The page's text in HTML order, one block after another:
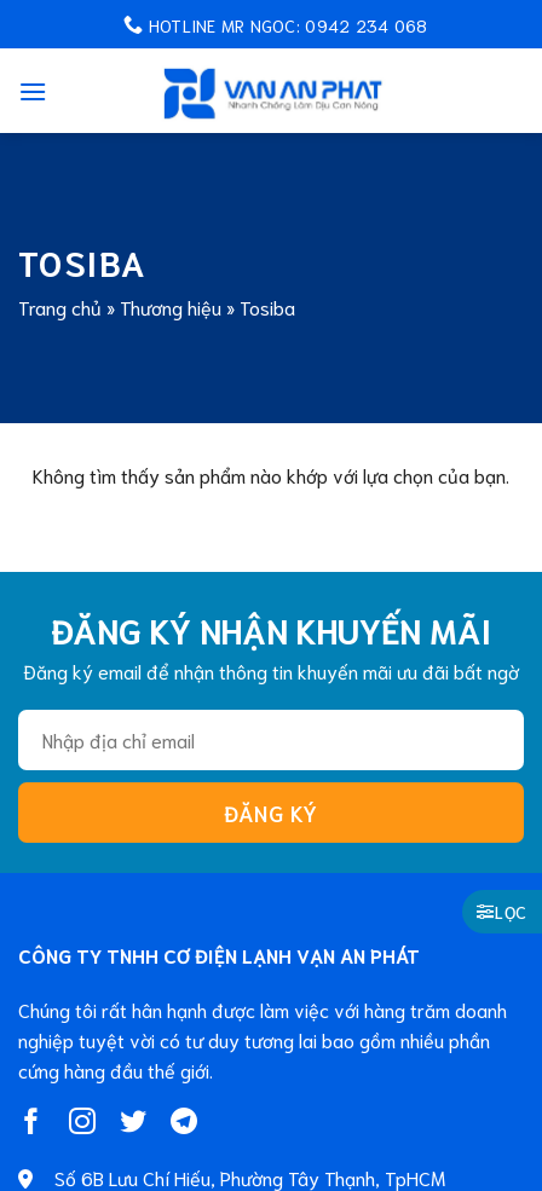
đến
dung
HOTLINE MR NGOC: 0942 234 068
TOSIBA
Trang chủ » Thương hiệu » Tosiba
LỌC
Không tìm thấy sản phẩm nào khớp với lựa chọn của bạn.
ĐĂNG KÝ NHẬN KHUYẾN MÃI
Đăng ký email để nhận thông tin khuyến mãi ưu đãi bất ngờ
CÔNG TY TNHH CƠ ĐIỆN LẠNH VẠN AN PHÁT
Chúng tôi rất hân hạnh được làm việc với hàng trăm doanh
nghiệp tuyệt vời có tư duy tương lai bao gồm nhiều phần
cứng hàng đầu thế giới.
Số 6B Lưu Chí Hiếu, Phường Tây Thạnh, TpHCM